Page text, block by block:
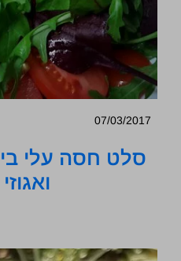
07/03/2017
סלט חסה עלי